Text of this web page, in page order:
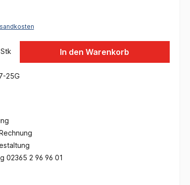
Stk In den Warenkorb
25G
02365 2 96 96 01